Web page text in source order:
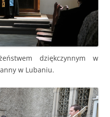
dziękczynnym w
w Lubaniu.